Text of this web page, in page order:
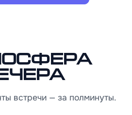
встречи — за полминуты.